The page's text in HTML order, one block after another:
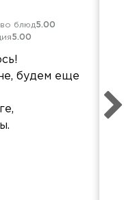
блюд5.00
5.00
будем еще